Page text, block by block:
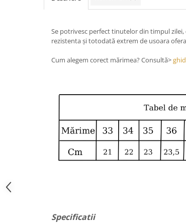
Se potrivesc perfect tinutelor din timpul zilei,
rezistenta și totodată extrem de usoara
Cum alegem corect mărimea? Consultă>
Specificatii